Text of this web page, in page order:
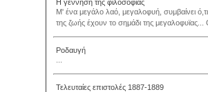
Η γέννηση της φιλοσοφίας
Μ' ένα μεγάλο λαό, μεγαλοφυή, συμβαίνει
της ζωής έχουν το σημάδι της
Ροδαυγή
Τελευταίες επιστολές 1887-1889